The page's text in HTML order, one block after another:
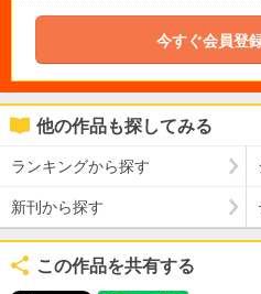
今すぐ会員登
他の作品も探してみる
ランキングから探す
新刊から探す
この作品を共有する